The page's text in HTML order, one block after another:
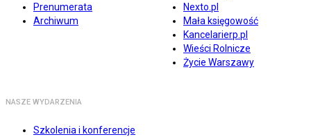
Prenumerata
Archiwum
Nexto.pl
Mała księgowość
Kancelarierp.pl
Wieści Rolnicze
Życie Warszawy
NASZE WYDARZENIA
Szkolenia i konferencje